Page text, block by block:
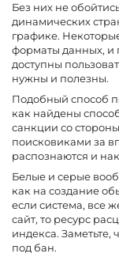
Без них не
динамических
графике.
форматы данных, и
доступны
нужны и полезны.
Подобный способ
как найдены
санкции со
поисковиками за
распознаются и
Белые и серые
как на создание
если система, все
сайт, то ресурс
индекса. Заметьте,
под бан.